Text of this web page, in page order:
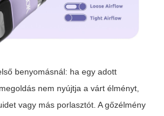
benyomásnál: ha egy adott
megoldás nem nyújtja a várt élményt,
vagy más porlasztót. A gőzélmény